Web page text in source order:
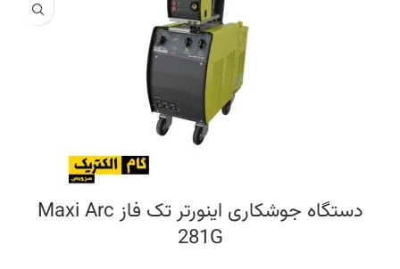
دستگاه جوشکاری اینورتر تک فاز Maxi Arc
281G